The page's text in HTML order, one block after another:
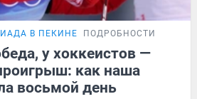
В ПЕКИНЕ ПОДРОБНОСТИ
у хоккеистов —
как наша
восьмой день